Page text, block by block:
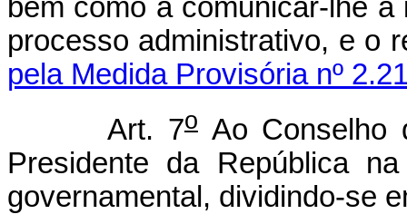
bem como a comunicar-lhe
processo administrativo,
pela Medida Provisória nº
Art. 7o Ao Conselho
Presidente da República
governamental, dividindo-se